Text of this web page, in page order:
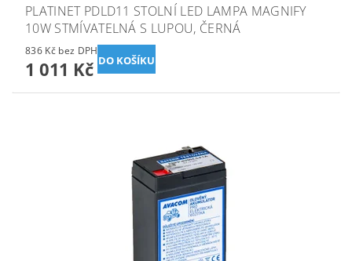
PLATINET PDLD11 STOLNÍ LED LAMPA MAGNIFY
10W STMÍVATELNÁ S LUPOU, ČERNÁ
836 Kč bez DPH
1 011 Kč